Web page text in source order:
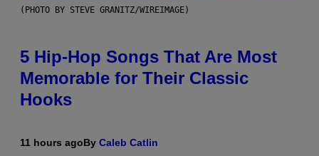
(PHOTO BY STEVE GRANITZ/WIREIMAGE)
5 Hip-Hop Songs That Are Most
Memorable for Their Classic
Hooks
11 hours agoBy Caleb Catlin